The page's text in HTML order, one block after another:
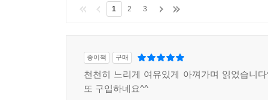
1 2 3
종이책 구매
천천히 느리게 여유있게 아껴가며 읽었습니
또 구입하네요^^